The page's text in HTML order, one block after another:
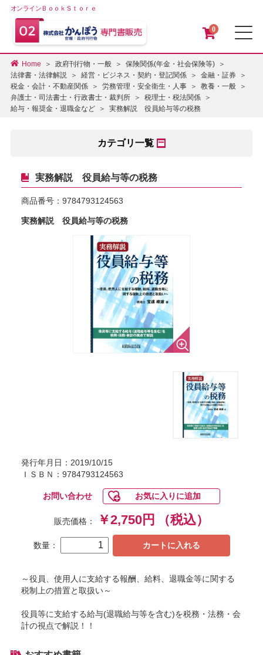
オンラインＢｏｏｋＳｔｏｒｅ
0
Home 政府刊行物・一般
保険関係(年金・社会保険等)
法律書・法律解説
経営・ビジネス・契約・登記関係
金融・証券
税金・会計・不動産関係
労務管理・安全衛生・人事
教養・一般
弁護士・司法書士・行政書士・裁判所
税理士・税法関係
給与・報奨金・退職金など
実務解説 役員給与等の税務
カテゴリ一覧
実務解説 役員給与等の税務
商品番号： 9784793124563
実務解説 役員給与等の税務
発行年月日：2019/10/15
ＩＳＢＮ：9784793124563
お問い合わせ お気に入りに追加
販売価格： ￥2,750円 （税込）
数量： カートに入れる
～役員、使用人に支給する報酬、給料、退職金等に関する
税制上の措置と取扱い～
役員等に支給する給与(退職給与等を含む)を税務・法務・会
計の視点で解説！！